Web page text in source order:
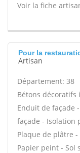
Voir la fiche
Pour la
Artisan
Département: 38
Bétons
Enduit de façade
façade - Isolation
Plaque de plâtre
Papier peint - Sol